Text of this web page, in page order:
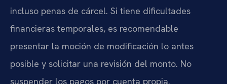
incluso penas de cárcel. Si tiene dificultades
financieras temporales, es recomendable
presentar la moción de modificación lo antes
posible y solicitar una revisión del monto. No
suspender los pagos por cuenta propia.